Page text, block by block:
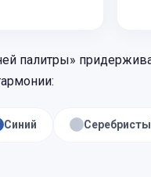
палитры»
Синий